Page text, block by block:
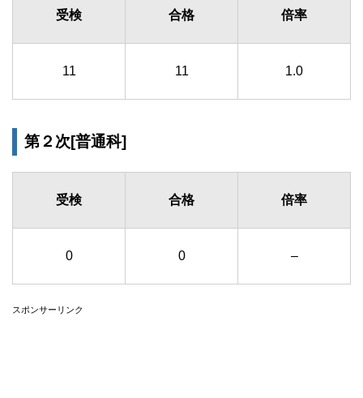
受検 合格 倍率
11 11 1.0
第２次[普通科]
受検 合格 倍率
0 0 –
スポンサーリンク